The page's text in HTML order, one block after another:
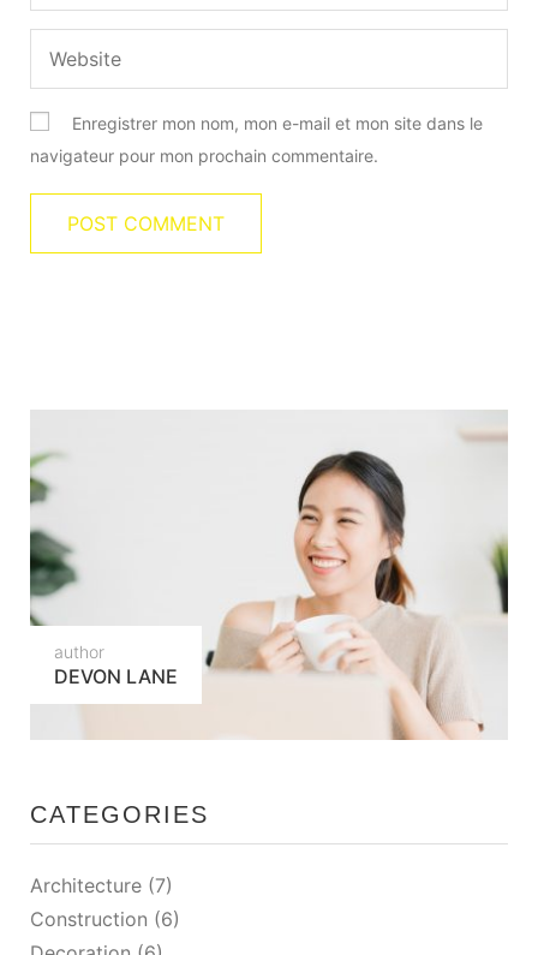
Enregistrer mon nom, mon e-mail et mon site dans le
navigateur pour mon prochain commentaire.
author
DEVON LANE
CATEGORIES
Architecture (7)
Construction (6)